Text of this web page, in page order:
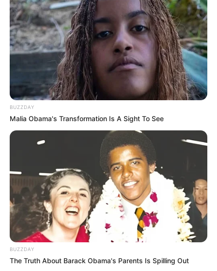
BUZZDAY
Malia Obama's Transformation Is A Sight To See
BUZZDAY
The Truth About Barack Obama's Parents Is Spilling Out